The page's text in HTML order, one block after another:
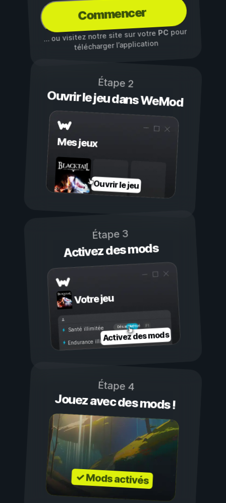
Commencer
… ou visitez notre site sur votre PCpour
télécharger l’application
Étape 2
Ouvrir le jeu dans WeMod
Mes jeux
Ouvrir le jeu
Étape 3
Activez des mods
Votre jeu
Activé
Désactivé
Santé illimitée
Endurance illimitéeActivez des mods
Étape 4
Jouez avec des mods !
✓ Mods activés